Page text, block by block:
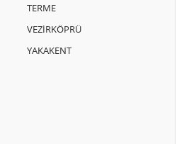
TERME
VEZİRKÖPRÜ
YAKAKENT